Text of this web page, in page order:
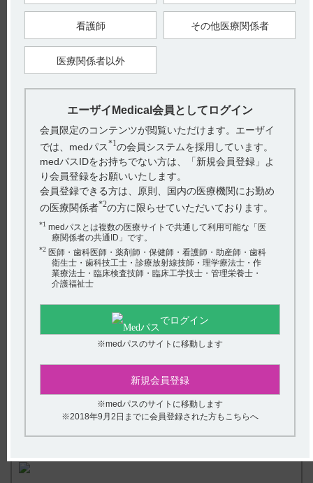
11.1 重大な副作用
量や休薬等の適切な処置を行うこと。
発現状況、発現時期、転帰、対処法、長期投与による懸念及び
■ 発現状況（引用2）
国内臨床試験（221試験）、外国臨床試験（201、211、305試
験）において、末梢神経障害が下表の通り認められました。ま
た、重篤と判断されたのは、外国臨床試験での5例でした。
なお、投与前の末梢神経障害の発現状況や前治療歴の種類によ
り、末梢神経障害が発現しやすくなったり、より高いGradeの
ものが発現するという傾向はみられませんでした。
■発現時期（引用2）
末梢神経障害が発現するまでの期間の中央値は、国内臨床試験
（221試験）では投与開始39.1週後、外国臨床試験（201、
211、305試験）では投与開始23.4週後でした。
■転帰（引用2）
外国臨床試験（201、211、305試験）において、末梢神経障害
が投与前までに回復するまでの期間の中央値は、最終投与日か
なお、末梢神経障害による投与中止は、国内臨床試験（221試
験）では1例、外国臨床試験（201、211、305試験）では47例
［参考］末梢神経障害のGrade※別の処置状況および転帰（引
乳癌患者を対象とした国内使用成績調査で末梢神経障害を発現
した174例について、処置薬投与の有無、本剤の投与状況およ
び転帰についてGrade別に示しました。
末梢神経障害が認められた場合には、下図を参考に必要に応じ
看護師 その他医療関係者
医療関係者以外
エーザイMedical会員としてログイン
会員限定のコンテンツが閲覧いただけます。エーザイ
では、medパス*1の会員システムを採用しています。
medパスIDをお持ちでない方は、「新規会員登録」よ
り会員登録をお願いいたします。
会員登録できる方は、原則、国内の医療機関にお勤め
の医療関係者*2の方に限らせていただいております。
*1 medパスとは複数の医療サイトで共通して利用可能な「医
療関係者の共通ID」です。
*2 医師・歯科医師・薬剤師・保健師・看護師・助産師・歯科
衛生士・歯科技工士・診療放射線技師・理学療法士・作
業療法士・臨床検査技師・臨床工学技士・管理栄養士・
介護福祉士
でログイン
※medパスのサイトに移動します
新規会員登録
※medパスのサイトに移動します
※2018年9月2日までに会員登録された方もこちらへ